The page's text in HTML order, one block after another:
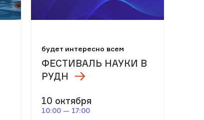
будет интересно всем
ФЕСТИВАЛЬ НАУКИ В
РУДН
10 октября
10:00 — 17:00